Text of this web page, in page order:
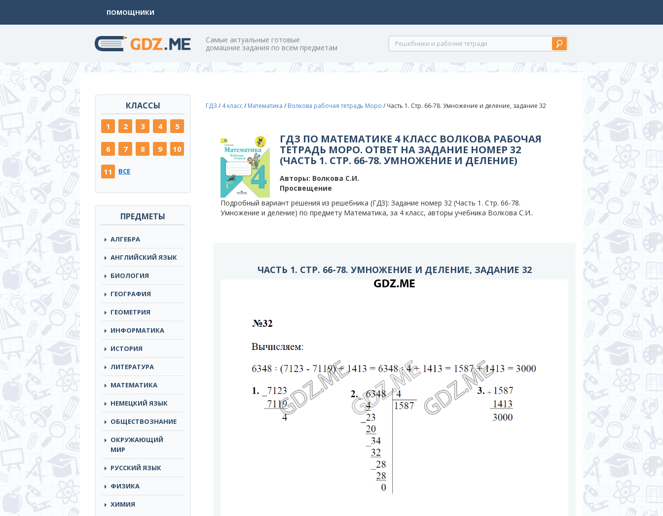
ПОМОЩНИКИ
Cамые актуальные готовые
домашние задания по всем предметам
КЛАССЫ
1 2 3 4 5
6 7 8 9 10
11 ВСЕ
ПРЕДМЕТЫ
АЛГЕБРА
АНГЛИЙСКИЙ ЯЗЫК
БИОЛОГИЯ
ГЕОГРАФИЯ
ГЕОМЕТРИЯ
ИНФОРМАТИКА
ИСТОРИЯ
ЛИТЕРАТУРА
МАТЕМАТИКА
НЕМЕЦКИЙ ЯЗЫК
ОБЩЕСТВОЗНАНИЕ
ОКРУЖАЮЩИЙ
МИР
РУССКИЙ ЯЗЫК
ФИЗИКА
ХИМИЯ
ГДЗ / 4 класс/ Математика / Волкова рабочая тетрадь Моро / Часть 1. Стр. 66-78. Умножение и деление, задание 32
ГДЗ ПО МАТЕМАТИКЕ 4 КЛАСС ВОЛКОВА РАБОЧАЯ
ТЕТРАДЬ МОРО. ОТВЕТ НА ЗАДАНИЕ НОМЕР 32
(ЧАСТЬ 1. СТР. 66-78. УМНОЖЕНИЕ И ДЕЛЕНИЕ)
Авторы: Волкова С.И.
Просвещение
Подробный вариант решения из решебника (ГДЗ): Задание номер 32 (Часть 1. Стр. 66-78.
Умножение и деление) по предмету Математика, за 4 класс, авторы учебника Волкова С.И..
ЧАСТЬ 1. СТР. 66-78. УМНОЖЕНИЕ И ДЕЛЕНИЕ, ЗАДАНИЕ 32